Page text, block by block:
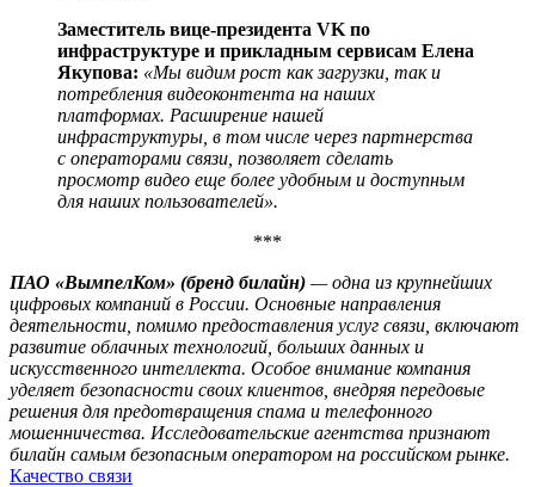
Заместитель вице-президента VK по
инфраструктуре и прикладным сервисам Елена
Якупова: «Мы видим рост как загрузки, так и
потребления видеоконтента на наших
платформах. Расширение нашей
инфраструктуры, в том числе через партнерства
с операторами связи, позволяет сделать
просмотр видео еще более удобным и доступным
для наших пользователей».
***
ПАО «ВымпелКом» (бренд билайн) — одна из крупнейших
цифровых компаний в России. Основные направления
деятельности, помимо предоставления услуг связи, включают
развитие облачных технологий, больших данных и
искусственного интеллекта. Особое внимание компания
уделяет безопасности своих клиентов, внедряя передовые
решения для предотвращения спама и телефонного
мошенничества. Исследовательские агентства признают
билайн самым безопасным оператором на российском рынке.
Качество связи